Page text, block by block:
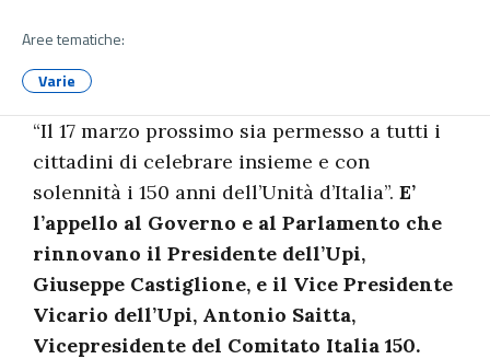
Aree tematiche:
Varie
“Il 17 marzo prossimo sia permesso a tutti i
cittadini di celebrare insieme e con
solennità i 150 anni dell’Unità d’Italia”. E’
l’appello al Governo e al Parlamento che
rinnovano il Presidente dell’Upi,
Giuseppe Castiglione, e il Vice Presidente
Vicario dell’Upi, Antonio Saitta,
Vicepresidente del Comitato Italia 150.